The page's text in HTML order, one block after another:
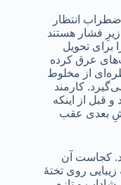
انتظار
فشار هستند
برای تحویل
عرق کرده
از مخلوط
کارمند
قبل از اینکه
بعدی عقب
کجاست آن
روی تختۀ